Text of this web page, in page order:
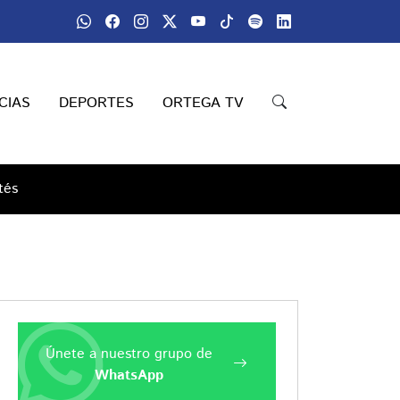
DEPORTES ORTEGA TV
Únete a nuestro grupo de
WhatsApp